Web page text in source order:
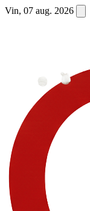
Vin, 07 aug. 2026